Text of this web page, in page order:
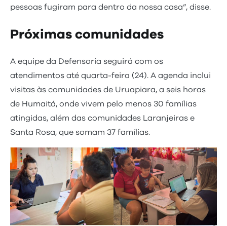
pessoas fugiram para dentro da nossa casa”, disse.
Próximas comunidades
A equipe da Defensoria seguirá com os
atendimentos até quarta-feira (24). A agenda inclui
visitas às comunidades de Uruapiara, a seis horas
de Humaitá, onde vivem pelo menos 30 famílias
atingidas, além das comunidades Laranjeiras e
Santa Rosa, que somam 37 famílias.